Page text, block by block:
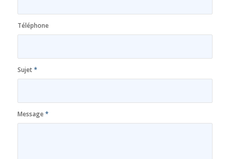
Téléphone
Sujet*
Message*